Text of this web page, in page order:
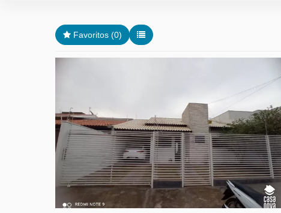
Favoritos (0)